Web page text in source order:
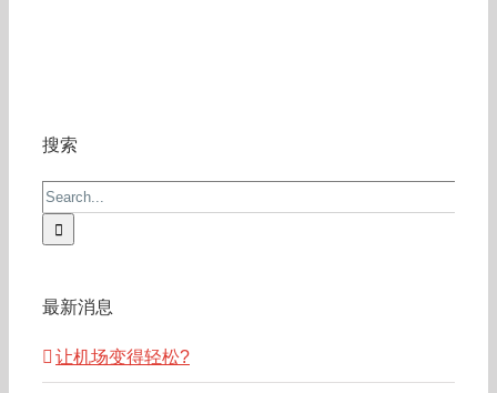
搜索
Search
for:
最新消息
让机场变得轻松?